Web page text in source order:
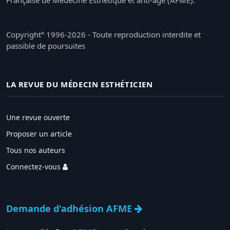
Copyright° 1996-2026 - Toute reproduction interdite et
passible de poursuites
LA REVUE DU MÉDECIN ESTHÉTICIEN
Une revue ouverte
Proposer un article
Tous nos auteurs
Connectez-vous
Demande d'adhésion AFME